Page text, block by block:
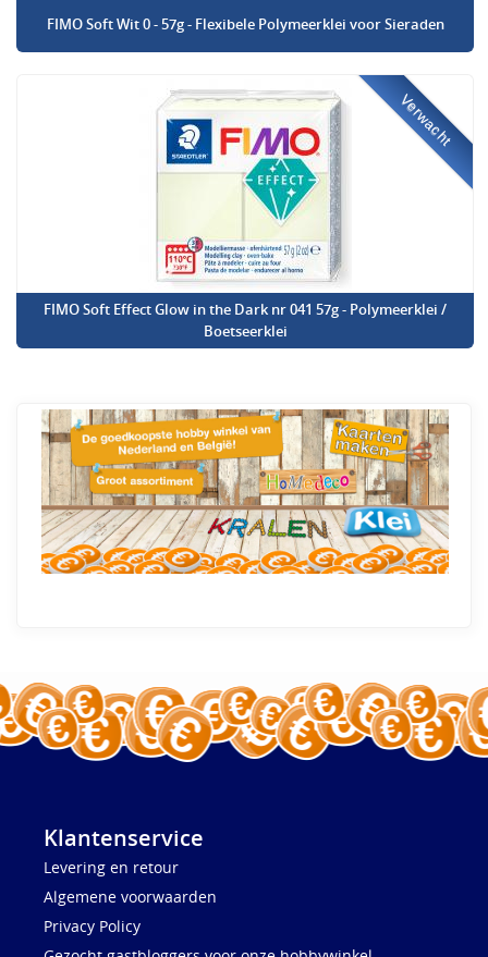
FIMO Soft Wit 0 - 57g - Flexibele Polymeerklei voor Sieraden
Verwacht
FIMO Soft Effect Glow in the Dark nr 041 57g - Polymeerklei /
Boetseerklei
Klantenservice
Levering en retour
Algemene voorwaarden
Privacy Policy